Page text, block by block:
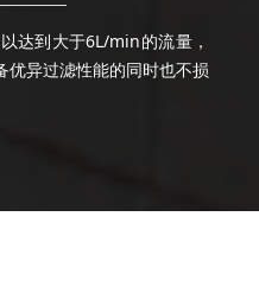
达到大于6L/min的流量，
优异过滤性能的同时也不损